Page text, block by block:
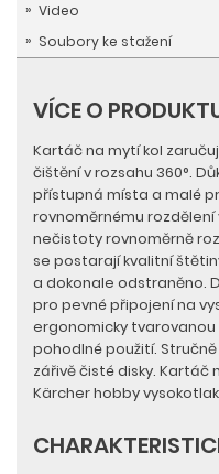
Video
Soubory ke stažení
VÍCE O
Kartáč na mytí kol
čištění v rozsahu 360°.
přístupná místa a malé
rovnoměrnému rozdělení
nečistoty rovnoměrně
se postarají kvalitní
a dokonale odstraněno.
pro pevné připojení na
ergonomicky
pohodlné použití.
zářivě čisté disky. Kartáč
Kärcher hobby